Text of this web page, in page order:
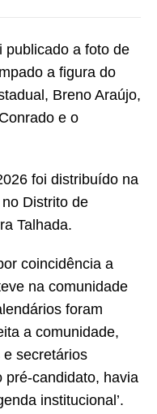
publicado a foto de
a figura do
Breno Araújo,
e o
foi distribuído na
Distrito de
Talhada.
coincidência a
na comunidade
foram
a comunidade,
secretários
pré-candidato, havia
institucional’.